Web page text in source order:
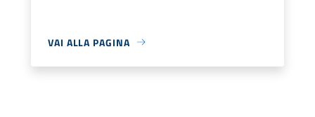
VAI ALLA PAGINA